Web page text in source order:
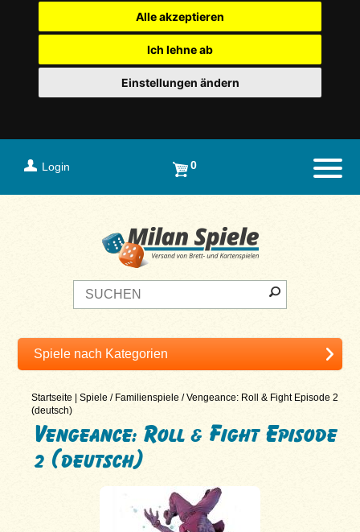
Alle akzeptieren
Ich lehne ab
Einstellungen ändern
Login 0
Startseite |Spiele / Familienspiele /Vengeance: Roll & Fight Episode 2
(deutsch)
Vengeance: Roll & Fight Episode
2 (deutsch)